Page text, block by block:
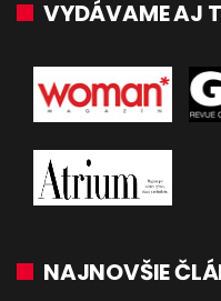
VYDÁVAME AJ
NAJNOVŠIE